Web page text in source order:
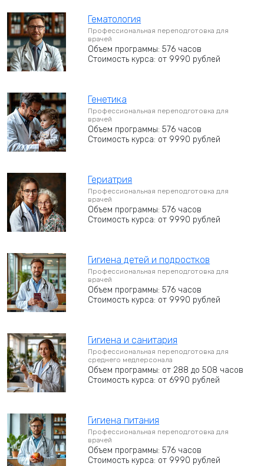
Гематология
Профессиональная переподготовка для
врачей
Объем программы: 576 часов
Стоимость курса: от 9990 рублей
Генетика
Профессиональная переподготовка для
врачей
Объем программы: 576 часов
Стоимость курса: от 9990 рублей
Гериатрия
Профессиональная переподготовка для
врачей
Объем программы: 576 часов
Стоимость курса: от 9990 рублей
Гигиена детей и подростков
Профессиональная переподготовка для
врачей
Объем программы: 576 часов
Стоимость курса: от 9990 рублей
Гигиена и санитария
Профессиональная переподготовка для
среднего медперсонала
Объем программы: от 288 до 508 часов
Стоимость курса: от 6990 рублей
Гигиена питания
Профессиональная переподготовка для
врачей
Объем программы: 576 часов
Стоимость курса: от 9990 рублей